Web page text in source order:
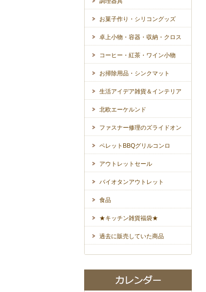
お菓子作り・シリコングッズ
卓上小物・容器・収納・クロス
コーヒー・紅茶・ワイン小物
お掃除用品・シンクマット
生活アイデア雑貨＆インテリア
北欧エーケルンド
ファスナー修理のズライドオン
ペレットBBQグリルコンロ
アウトレットセール
バイオタンアウトレット
食品
★キッチン雑貨福袋★
過去に販売していた商品